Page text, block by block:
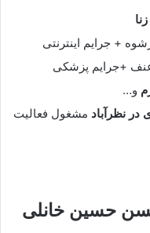
+ جرایم اینترنتی
عنف +جرایم پزشکی
و…
در نظرآباد مشغول فعالیت
حسین خانلی